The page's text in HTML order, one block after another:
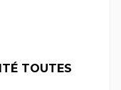
TOUTES